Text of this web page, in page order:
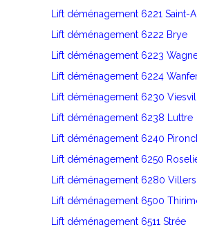
Lift déménagement 6221 Saint-
Lift déménagement 6222 Brye
Lift déménagement 6223
Lift déménagement 6224
Lift déménagement 6230
Lift déménagement 6238 Luttre
Lift déménagement 6240
Lift déménagement 6250
Lift déménagement 6280
Lift déménagement 6500
Lift déménagement 6511 Strée